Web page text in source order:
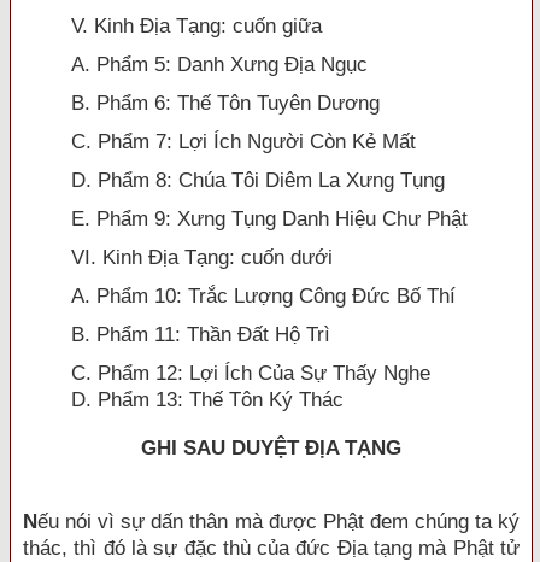
V. Kinh Địa Tạng: cuốn giữa
A. Phẩm 5: Danh Xưng Địa Ngục
B. Phẩm 6: Thế Tôn Tuyên Dương
C. Phẩm 7: Lợi Ích Người Còn Kẻ Mất
D. Phẩm 8: Chúa Tôi Diêm La Xưng Tụng
E. Phẩm 9: Xưng Tụng Danh Hiệu Chư Phật
VI. Kinh Địa Tạng: cuốn dưới
A. Phẩm 10: Trắc Lượng Công Đức Bố Thí
B. Phẩm 11: Thần Đất Hộ Trì
C. Phẩm 12: Lợi Ích Của Sự Thấy Nghe
D. Phẩm 13: Thế Tôn Ký Thác
GHI SAU DUYỆT ÐỊA TẠNG
Nếu nói vì sự dấn thân mà được Phật đem chúng ta ký
thác, thì đó là sự đặc thù của đức Địa tạng mà Phật tử